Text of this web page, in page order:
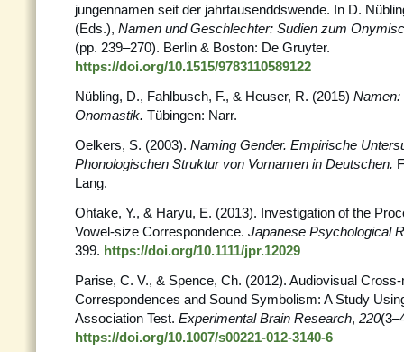
jungennamen seit der jahrtausenddswende. In D.
(Eds.), Namen und Geschlechter: Sudien zum
(pp. 239–270). Berlin & Boston: De Gruyter.
https://doi.org/10.1515/9783110589122
Nübling, D., Fahlbusch, F., & Heuser, R. (2015) Namen:
Onomastik. Tübingen: Narr.
Oelkers, S. (2003). Naming Gender. Empirische
Phonologischen Struktur von Vornamen in Deutschen.
Lang.
Ohtake, Y., & Haryu, E. (2013). Investigation of the
Vowel‐size Correspondence. Japanese Psychological
399. https://doi.org/10.1111/jpr.12029
Parise, C. V., & Spence, Ch. (2012). Audiovisual
Correspondences and Sound Symbolism: A Study
Association Test. Experimental Brain Research, 220
https://doi.org/10.1007/s00221-012-3140-6